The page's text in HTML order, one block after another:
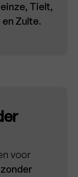
Tielt,
Zulte.
voor